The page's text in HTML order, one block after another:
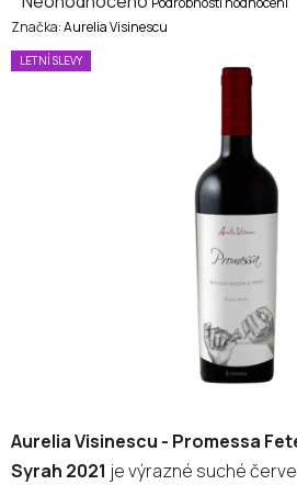
Aurelia Visinescu - Promessa
Syrah 2021 je výrazné suché
hodnocení
produktu
Značka:Aurelia Visinescu
LETNÍ SLEVY